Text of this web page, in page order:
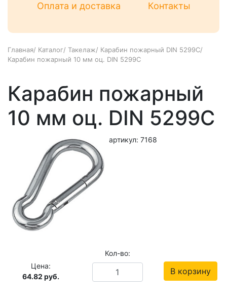
Оплата и доставка
Контакты
Главная/ Каталог/ Такелаж/ Карабин пожарный DIN 5299C/
Карабин пожарный 10 мм оц. DIN 5299С
Карабин пожарный
10 мм оц. DIN 5299С
артикул: 7168
Цена:
64.82 руб.
Кол-во:
В корзину